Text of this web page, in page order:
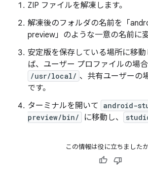
ZIP ファイルを解凍します。
解凍後のフォルダの名前を「
preview」のような一意の名前に変
安定版を保存している場所に移
ば、ユーザー プロファイルの場
/usr/local/ 、共有ユーザーの
です。
ターミナルを開いて
android-
preview/bin/
に移動し、
この情報は役に立ちました